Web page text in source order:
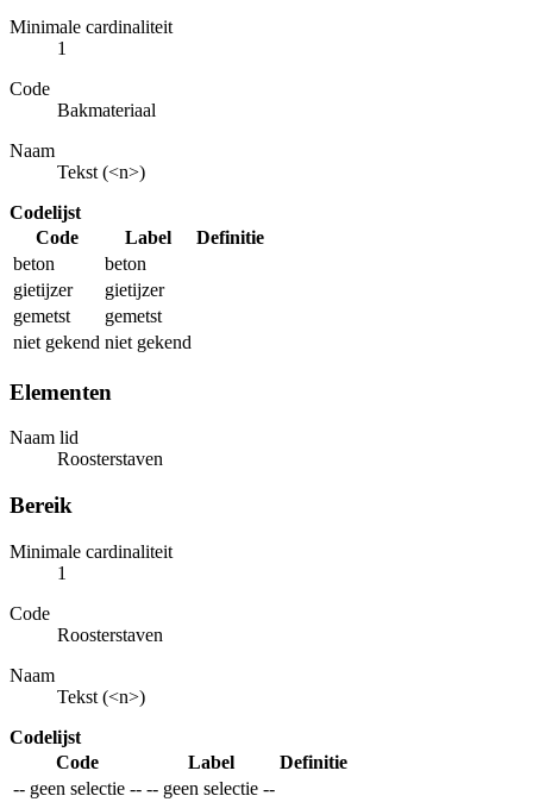
Minimale cardinaliteit
1
Code
Bakmateriaal
Naam
Tekst (<n>)
Codelijst
Code
Label
Definitie
beton
beton
gietijzer
gietijzer
gemetst
gemetst
niet gekend niet gekend
Elementen
Naam lid
Roosterstaven
Bereik
Minimale cardinaliteit
1
Code
Roosterstaven
Naam
Tekst (<n>)
Codelijst
Code
Label
Definitie
-- geen selectie -- -- geen selectie --